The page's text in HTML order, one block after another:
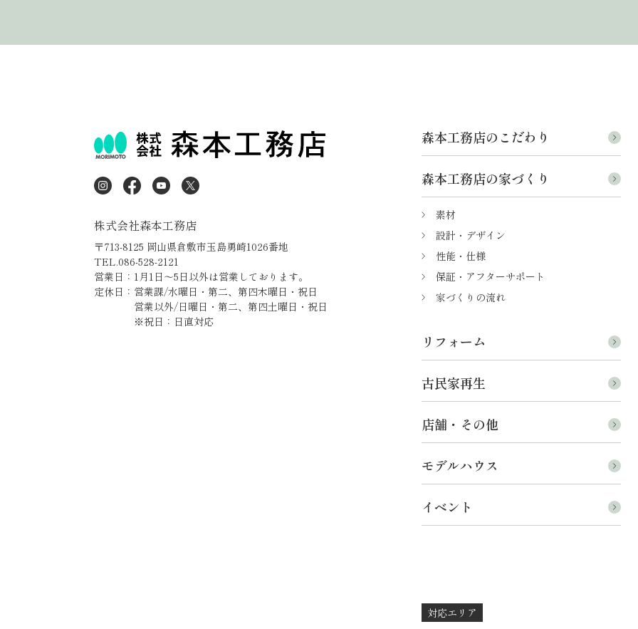
株式会社森本工務店
〒713-8125 岡山県倉敷市玉島勇崎1026番地
TEL.086-528-2121
営業日：1月1日～5日以外は営業しております。
定休日：営業課/水曜日・第二、第四木曜日・祝日
営業以外/日曜日・第二、第四土曜日・祝日
※祝日：日直対応
森本工務店のこだわり
森本工務店の家づくり
素材
設計・デザイン
性能・仕様
保証・アフターサポート
家づくりの流れ
リフォーム
古民家再生
店舗・その他
モデルハウス
イベント
対応エリア